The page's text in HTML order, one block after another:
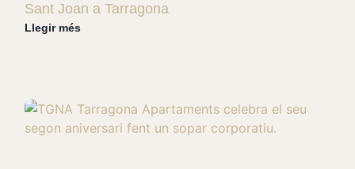
Sant Joan a Tarragona
Llegir més